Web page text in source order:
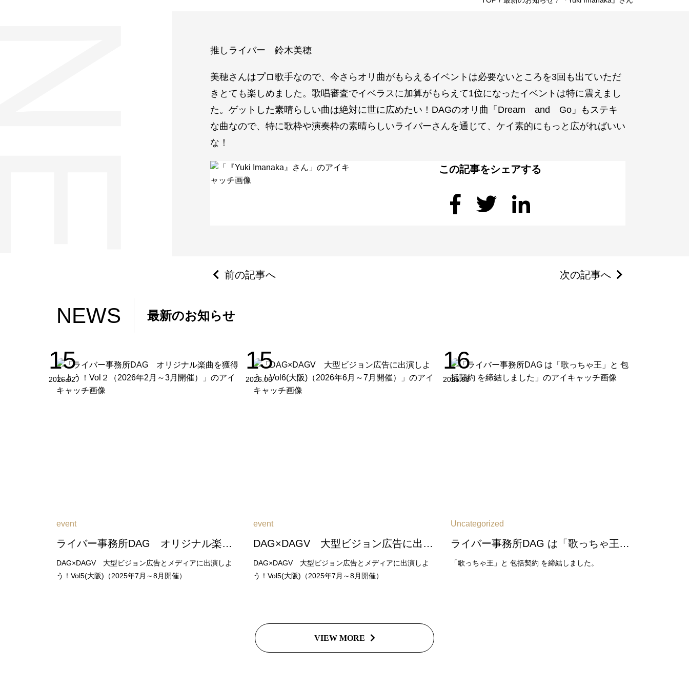
推しライバー 鈴木美穂
美穂さんはプロ歌手なので、今さらオリ曲がもらえるイベントは必要ないところを3回も出ていただ
きとても楽しめました。歌唱審査でイベラスに加算がもらえて1位になったイベントは特に震えまし
た。ゲットした素晴らしい曲は絶対に世に広めたい！DAGのオリ曲「Dream and Go」もステキ
な曲なので、特に歌枠や演奏枠の素晴らしいライバーさんを通じて、ケイ素的にもっと広がればいい
な！
この記事をシェアする
前の記事へ 次の記事へ
NEWS 最新のお知らせ
15
2026.02
event
ライバー事務所DAG オリジナル楽曲を獲得しよう！Vol２（2026年2月～3月開催）
DAG×DAGV 大型ビジョン広告とメディアに出演しよ
う！Vol5(大阪)（2025年7月～8月開催）
15
2026.06
event
DAG×DAGV 大型ビジョン広告に出演しよう！Vol6(大阪)（2026年6月～7月開催）
DAG×DAGV 大型ビジョン広告とメディアに出演しよ
う！Vol5(大阪)（2025年7月～8月開催）
16
2025.08
Uncategorized
ライバー事務所DAG は「歌っちゃ王」と 包括契約 を締結しました
「歌っちゃ王」と 包括契約 を締結しました。
VIEW MORE